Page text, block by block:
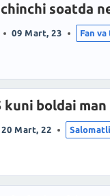
soatda
09 Mart, 23 Fan
kuni boldai
20 Mart, 22